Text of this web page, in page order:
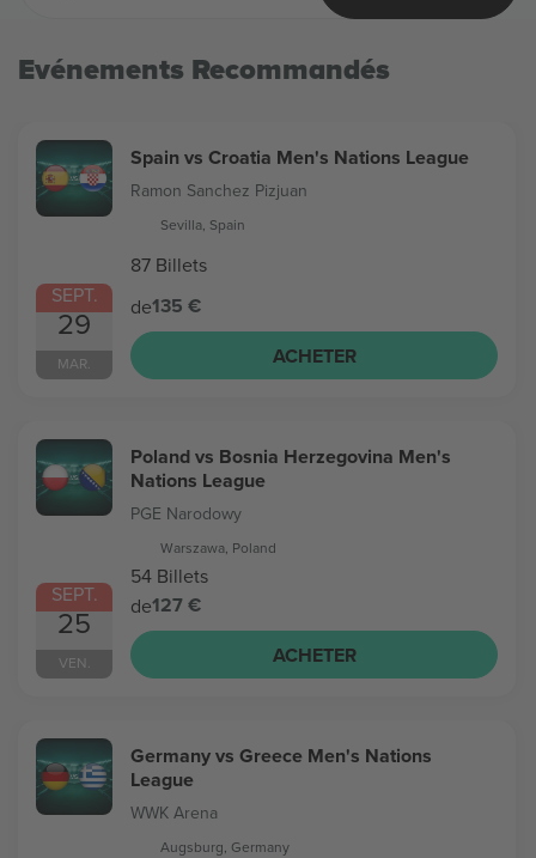
Evénements Recommandés
SEPT.
29
MAR.
Spain vs Croatia Men's Nations League
Ramon Sanchez Pizjuan
Sevilla, Spain
87 Billets
de135 €
ACHETER
SEPT.
25
VEN.
Poland vs Bosnia Herzegovina Men's
Nations League
PGE Narodowy
Warszawa, Poland
54 Billets
de127 €
ACHETER
Germany vs Greece Men's Nations
League
WWK Arena
Augsburg, Germany